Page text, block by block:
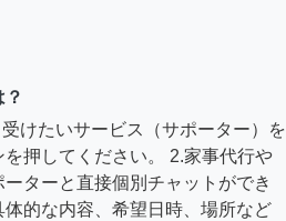
けたいサービス（サポーター）を
押してください。 2.家事代行や
ターと直接個別チャットができ
的な内容、希望日時、場所など